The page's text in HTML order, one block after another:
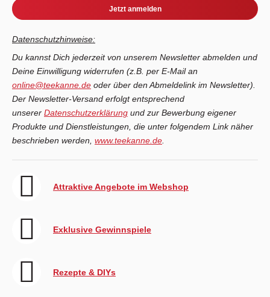
Jetzt anmelden
Datenschutzhinweise:
Du kannst Dich jederzeit von unserem Newsletter abmelden und
Deine Einwilligung widerrufen (z.B. per E-Mail an
online@teekanne.de oder über den Abmeldelink im Newsletter).
Der Newsletter-Versand erfolgt entsprechend
unserer Datenschutzerklärung und zur Bewerbung eigener
Produkte und Dienstleistungen, die unter folgendem Link näher
beschrieben werden, www.teekanne.de
Attraktive Angebote im Webshop
Exklusive Gewinnspiele
Rezepte & DIYs